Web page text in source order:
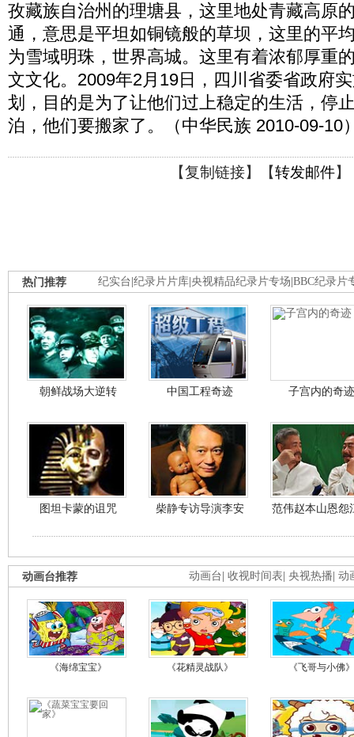
孜藏族自治州的理塘县，这里地处青藏高原
通，意思是平坦如铜镜般的草坝，这里的平
为雪域明珠，世界高城。这里有着浓郁厚重
文文化。2009年2月19日，四川省委省政府
划，目的是为了让他们过上稳定的生活，停
泊，他们要搬家了。（中华民族 2010-09-10
【复制链接】【转发邮件】
纪实台 纪录片片库 央视精品纪录片专场 BBC纪录片
热门推荐
朝鲜战场大逆转 中国工程奇迹 子宫内的奇迹
图坦卡蒙的诅咒 柴静专访导演李安 范伟赵本山恩怨
动画台 收视时间表 央视热播 动
动画台推荐
《海绵宝宝》 《花精灵战队》 《飞哥与小佛》